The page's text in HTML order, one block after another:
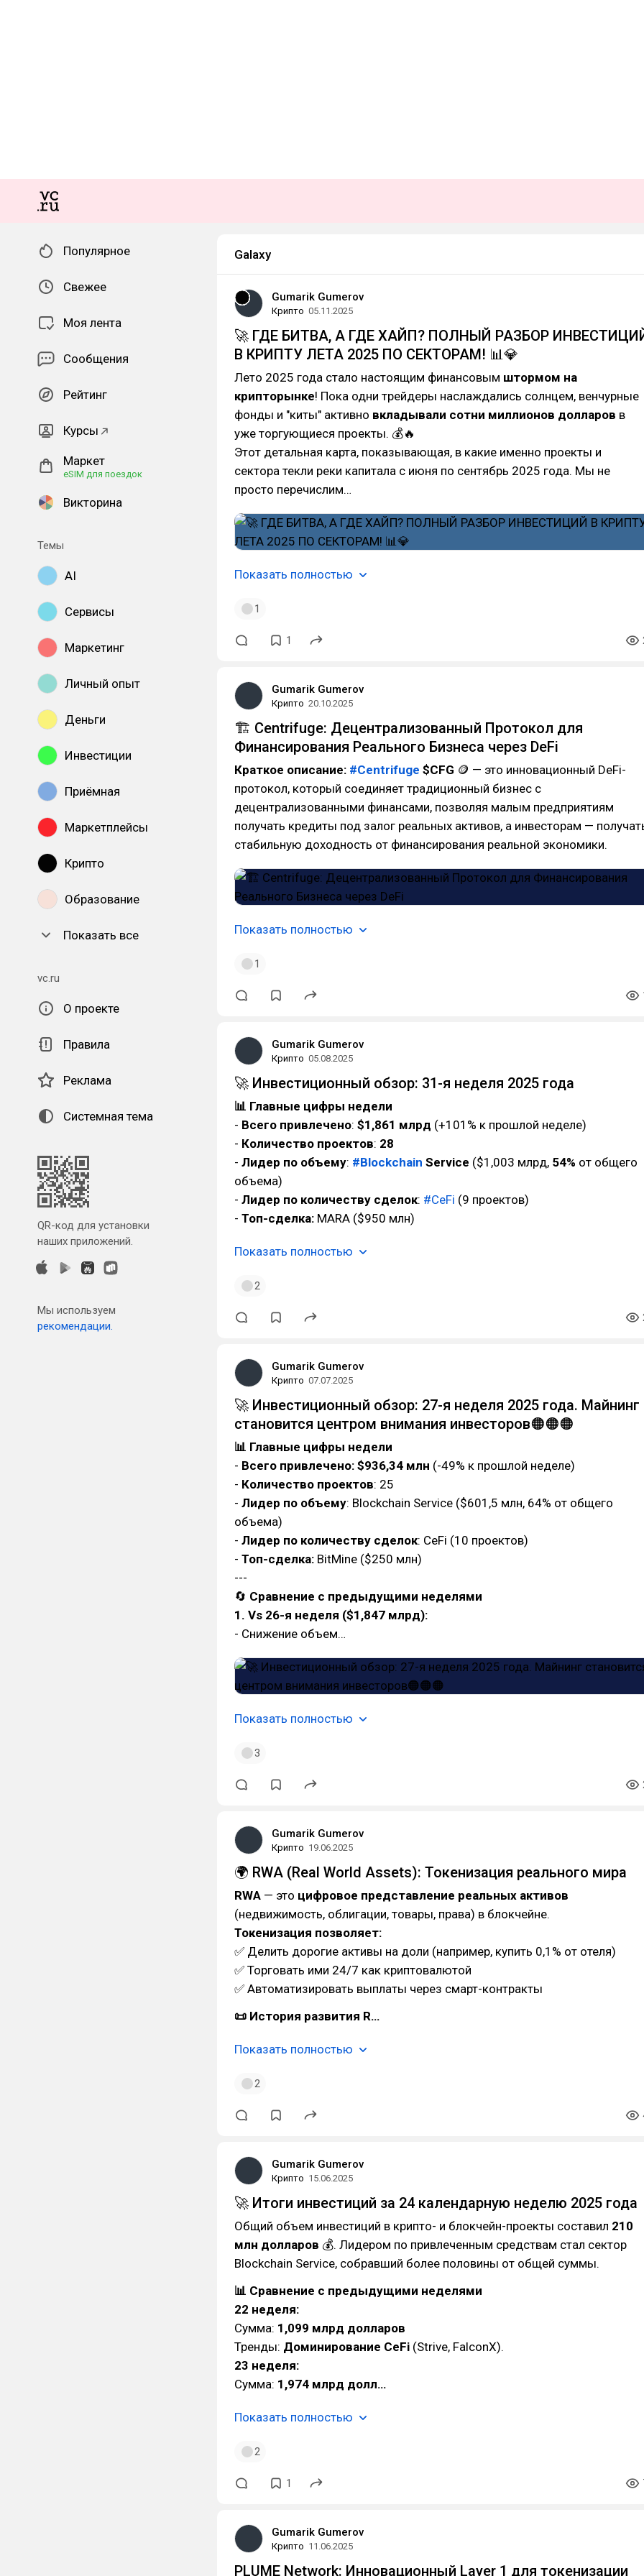
Популярное
Свежее
Моя лента
Сообщения
Рейтинг
Курсы
Маркет
eSIM для поездок
Викторина
Темы
AI
Сервисы
Маркетинг
Личный опыт
Деньги
Инвестиции
Приёмная
Маркетплейсы
Крипто
Образование
Показать все
vc.ru
О проекте
Правила
Реклама
Системная тема
QR-код для установки
наших приложений.
Мы используем
рекомендации.
Galaxy
Gumarik Gumerov
Крипто 05.11.2025
🚀 ГДЕ БИТВА, А ГДЕ ХАЙП? ПОЛНЫЙ РАЗБОР
В КРИПТУ ЛЕТА 2025 ПО СЕКТОРАМ! 📊💎
Лето 2025 года стало настоящим финансовым штормом на
крипторынке! Пока одни трейдеры наслаждались солнцем, венчурные
фонды и "киты" активно вкладывали сотни миллионов долларов в
уже торгующиеся проекты. 💰🔥
Этот детальная карта, показывающая, в какие именно проекты и
сектора текли реки капитала с июня по сентябрь 2025 года. Мы не
просто перечислим…
Показать полностью
1
1
Gumarik Gumerov
Крипто 20.10.2025
🏗 Centrifuge: Децентрализованный Протокол для
Финансирования Реального Бизнеса через DeFi
Краткое описание: #Centrifuge $CFG 🪙 — это инновационный DeFi-
протокол, который соединяет традиционный бизнес с
децентрализованными финансами, позволяя малым предприятиям
получать кредиты под залог реальных активов, а инвесторам —
стабильную доходность от финансирования реальной экономики.
Показать полностью
1
Gumarik Gumerov
Крипто 05.08.2025
🚀 Инвестиционный обзор: 31-я неделя 2025 года
📊 Главные цифры недели
- Всего привлечено: $1,861 млрд (+101% к прошлой неделе)
- Количество проектов: 28
- Лидер по объему: #Blockchain Service ($1,003 млрд, 54% от общего
объема)
- Лидер по количеству сделок: #CeFi (9 проектов)
- Топ-сделка: MARA ($950 млн)
Показать полностью
2
Gumarik Gumerov
Крипто 07.07.2025
🚀 Инвестиционный обзор: 27-я неделя 2025 года. Майнинг
становится центром внимания инвесторов🟠🟠🟠
📊 Главные цифры недели
- Всего привлечено: $936,34 млн (-49% к прошлой неделе)
- Количество проектов: 25
- Лидер по объему: Blockchain Service ($601,5 млн, 64% от общего
объема)
- Лидер по количеству сделок: CeFi (10 проектов)
- Топ-сделка: BitMine ($250 млн)
---
🔄 Сравнение с предыдущими неделями
1. Vs 26-я неделя ($1,847 млрд):
- Снижение объем…
Показать полностью
3
Gumarik Gumerov
Крипто 19.06.2025
🌍 RWA (Real World Assets): Токенизация реального мира
RWA — это цифровое представление реальных активов
(недвижимость, облигации, товары, права) в блокчейне.
Токенизация позволяет:
✅ Делить дорогие активы на доли (например, купить 0,1% от отеля)
✅ Торговать ими 24/7 как криптовалютой
✅ Автоматизировать выплаты через смарт-контракты
📜 История развития R…
Показать полностью
2
Gumarik Gumerov
Крипто 15.06.2025
🚀 Итоги инвестиций за 24 календарную неделю 2025 года
Общий объем инвестиций в крипто- и блокчейн-проекты составил 210
млн долларов 💰. Лидером по привлеченным средствам стал сектор
Blockchain Service, собравший более половины от общей суммы.
📊 Сравнение с предыдущими неделями
22 неделя:
Сумма: 1,099 млрд долларов
Тренды: Доминирование CeFi (Strive, FalconX).
23 неделя:
Сумма: 1,974 млрд долл…
Показать полностью
2
1
Gumarik Gumerov
Крипто 11.06.2025
PLUME Network: Инновационный Layer 1 для токенизации